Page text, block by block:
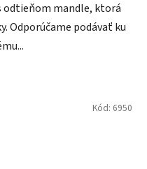
odtieňom mandle, ktorá
Odporúčame podávať ku
Kód: 6950